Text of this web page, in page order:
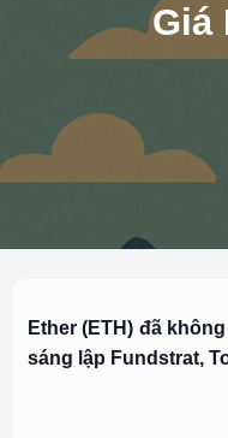
Giá
Ether (ETH) đã
sáng lập Fundstrat,